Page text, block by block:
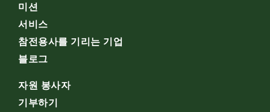
미션
서비스
참전용사를 기리는 기업
블로그
자원 봉사자
기부하기